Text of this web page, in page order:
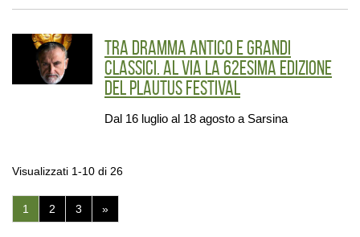
Tra dramma antico e grandi
classici. Al via la 62esima edizione
del Plautus Festival
Dal 16 luglio al 18 agosto a Sarsina
Visualizzati 1-10 di 26
1
(pagina
corrente)
2 3 »